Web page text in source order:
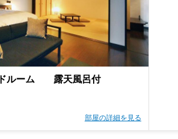
ルーム 露天風呂付
部屋の詳細を見る